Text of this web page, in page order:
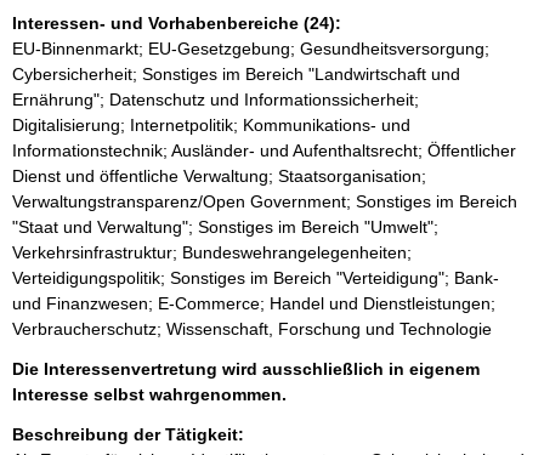
Interessen- und Vorhabenbereiche (24):
EU-Binnenmarkt; EU-Gesetzgebung; Gesundheitsversorgung;
Cybersicherheit; Sonstiges im Bereich "Landwirtschaft und
Ernährung"; Datenschutz und Informationssicherheit;
Digitalisierung; Internetpolitik; Kommunikations- und
Informationstechnik; Ausländer- und Aufenthaltsrecht; Öffentlicher
Dienst und öffentliche Verwaltung; Staatsorganisation;
Verwaltungstransparenz/Open Government; Sonstiges im Bereich
"Staat und Verwaltung"; Sonstiges im Bereich "Umwelt";
Verkehrsinfrastruktur; Bundeswehrangelegenheiten;
Verteidigungspolitik; Sonstiges im Bereich "Verteidigung"; Bank-
und Finanzwesen; E-Commerce; Handel und Dienstleistungen;
Verbraucherschutz; Wissenschaft, Forschung und Technologie
Die Interessenvertretung wird ausschließlich in eigenem
Interesse selbst wahrgenommen.
Beschreibung der Tätigkeit: